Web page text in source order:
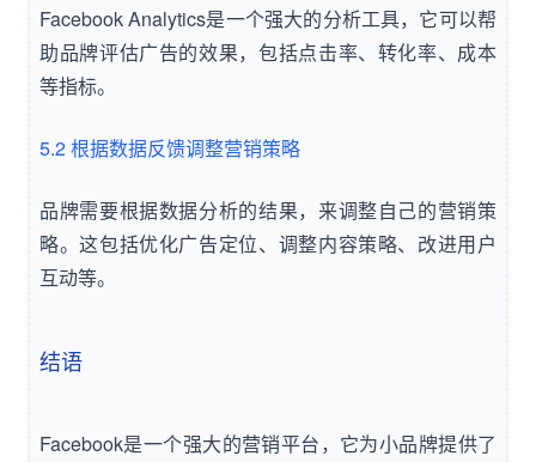
Facebook Analytics是一个强大的分析工具，它可以帮
助品牌评估广告的效果，包括点击率、转化率、成本
等指标。
5.2 根据数据反馈调整营销策略
品牌需要根据数据分析的结果，来调整自己的营销策
略。这包括优化广告定位、调整内容策略、改进用户
互动等。
结语
Facebook是一个强大的营销平台，它为小品牌提供了